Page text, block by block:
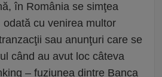
în România se simţea
cu venirea multor
sau anunţuri care se
când au avut loc câteva
– fuziunea dintre Banca